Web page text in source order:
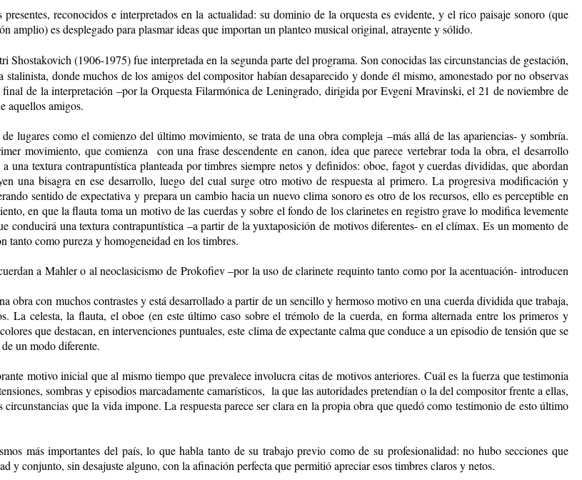
reconocidos e interpretados en la actualidad: su dominio de la orquesta es evidente, y el rico paisaje sonoro (que
amplio) es desplegado para plasmar ideas que importan un planteo musical original, atrayente y sólido.
Shostakovich (1906-1975) fue interpretada en la segunda parte del programa. Son conocidas las circunstancias de gestación,
donde muchos de los amigos del compositor habían desaparecido y donde él mismo, amonestado por no observas
de la interpretación –por la Orquesta Filarmónica de Leningrado, dirigida por Evgeni Mravinski, el 21 de noviembre de
aquellos amigos.
lugares como el comienzo del último movimiento, se trata de una obra compleja –más allá de las apariencias- y sombría.
movimiento, que comienza con una frase descendente en canon, idea que parece vertebrar toda la obra, el desarrollo
una textura contrapuntística planteada por timbres siempre netos y definidos: oboe, fagot y cuerdas divididas, que abordan
una bisagra en ese desarrollo, luego del cual surge otro motivo de respuesta al primero. La progresiva modificación y
sentido de expectativa y prepara un cambio hacia un nuevo clima sonoro es otro de los recursos, ello es perceptible en
en que la flauta toma un motivo de las cuerdas y sobre el fondo de los clarinetes en registro grave lo modifica levemente
conducirá una textura contrapuntística –a partir de la yuxtaposición de motivos diferentes- en el clímax. Es un momento de
tanto como pureza y homogeneidad en los timbres.
a Mahler o al neoclasicismo de Prokofiev –por la uso de clarinete requinto tanto como por la acentuación- introducen
obra con muchos contrastes y está desarrollado a partir de un sencillo y hermoso motivo en una cuerda dividida que trabaja,
La celesta, la flauta, el oboe (en este último caso sobre el trémolo de la cuerda, en forma alternada entre los primeros y
que destacan, en intervenciones puntuales, este clima de expectante calma que conduce a un episodio de tensión que se
un modo diferente.
motivo inicial que al mismo tiempo que prevalece involucra citas de motivos anteriores. Cuál es la fuerza que testimonia
sombras y episodios marcadamente camarísticos, la que las autoridades pretendían o la del compositor frente a ellas,
que la vida impone. La respuesta parece ser clara en la propia obra que quedó como testimonio de esto último
más importantes del país, lo que habla tanto de su trabajo previo como de su profesionalidad: no hubo secciones que
y conjunto, sin desajuste alguno, con la afinación perfecta que permitió apreciar esos timbres claros y netos.